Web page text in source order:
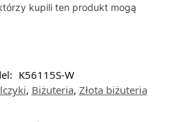
kupili ten produkt mogą
K56115S-W
, Biżuteria, Złota biżuteria